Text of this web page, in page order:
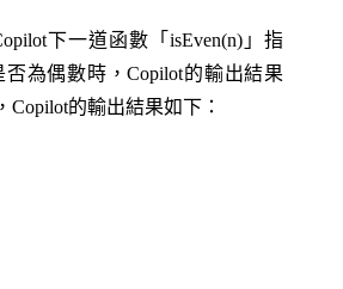
下一道函數「isEven(n)」指
為偶數時，Copilot的輸出結果
Copilot的輸出結果如下：